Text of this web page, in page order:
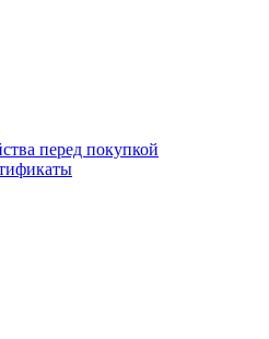
перед покупкой